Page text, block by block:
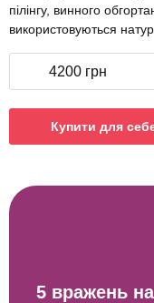
пілінгу, винного
використовуються
4200 грн
Купити для
5 вражень